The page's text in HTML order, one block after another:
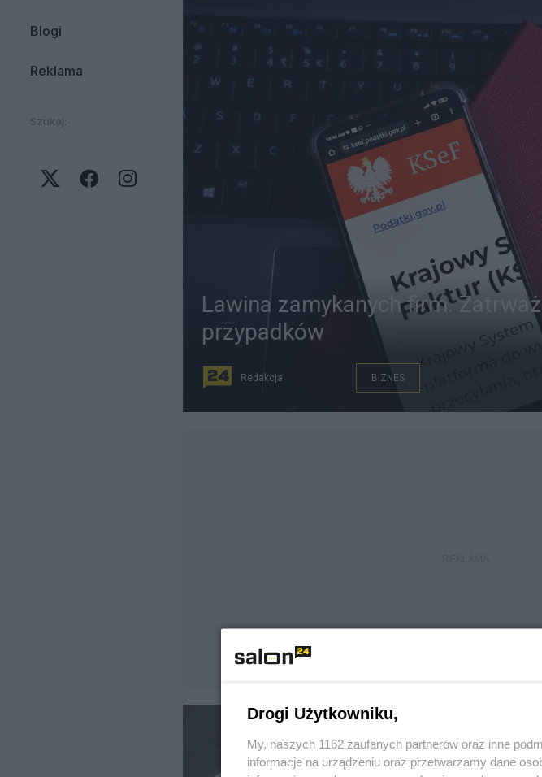
Blogi
Reklama
Szukaj:
Lawina zamykanych firm.
przypadków
Redakcja BIZNES
Drogi Użytkowniku,
My, naszych 1162 zaufanych partnerów oraz inne
informacje na urządzeniu oraz przetwarzamy dane